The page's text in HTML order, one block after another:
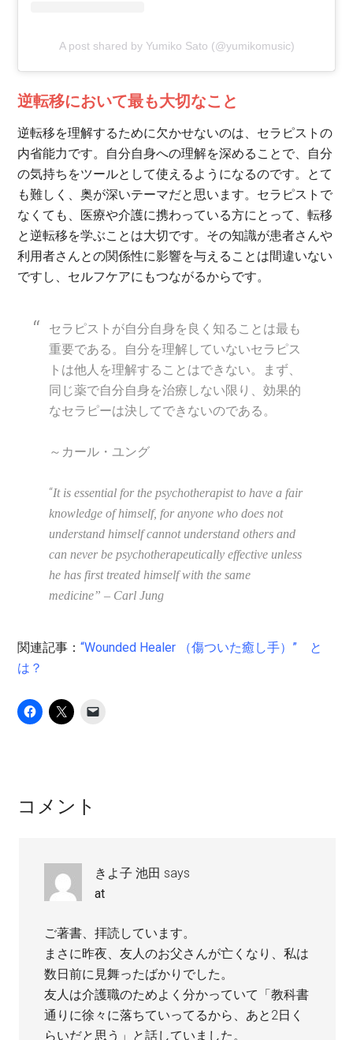
A post shared by Yumiko Sato (@yumikomusic)
逆転移において最も大切なこと
逆転移を理解するために欠かせないのは、セラピストの
内省能力です。自分自身への理解を深めることで、自分
の気持ちをツールとして使えるようになるのです。とて
も難しく、奥が深いテーマだと思います。セラピストで
なくても、医療や介護に携わっている方にとって、転移
と逆転移を学ぶことは大切です。その知識が患者さんや
利用者さんとの関係性に影響を与えることは間違いない
ですし、セルフケアにもつながるからです。
セラピストが自分自身を良く知ることは最も
重要である。 自分を理解していないセラピス
トは他人を理解することはできない。まず、
同じ薬で自分自身を治療しない限り、効果的
なセラピーは決してできないのである。
～カール・ユング
“It is essential for the psychotherapist to have a fair
knowledge of himself, for anyone who does not
understand himself cannot understand others and
can never be psychotherapeutically effective unless
he has first treated himself with the same
medicine” – Carl Jung
関連記事：“Wounded Healer （傷ついた癒し手）” と
は？
Reader
コメント
きよ子 池田 says
at
ご著書、拝読しています。
まさに昨夜、友人のお父さんが亡くなり、私は
数日前に見舞ったばかりでした。
友人は介護職のためよく分かっていて「教科書
通りに徐々に落ちていってるから、あと2日く
らいだと思う」と話していました。